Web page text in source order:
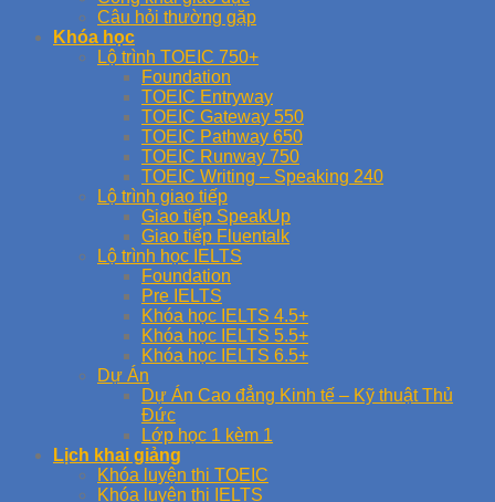
Câu hỏi thường gặp
Khóa học
Lộ trình TOEIC 750+
Foundation
TOEIC Entryway
TOEIC Gateway 550
TOEIC Pathway 650
TOEIC Runway 750
TOEIC Writing – Speaking 240
Lộ trình giao tiếp
Giao tiếp SpeakUp
Giao tiếp Fluentalk
Lộ trình học IELTS
Foundation
Pre IELTS
Khóa học IELTS 4.5+
Khóa học IELTS 5.5+
Khóa học IELTS 6.5+
Dự Án
Dự Án Cao đẳng Kinh tế – Kỹ thuật Thủ
Đức
Lớp học 1 kèm 1
Lịch khai giảng
Khóa luyện thi TOEIC
Khóa luyện thi IELTS